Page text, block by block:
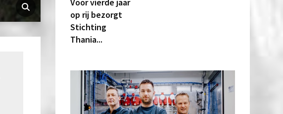
op rij bezorgt
Stichting
Thania...